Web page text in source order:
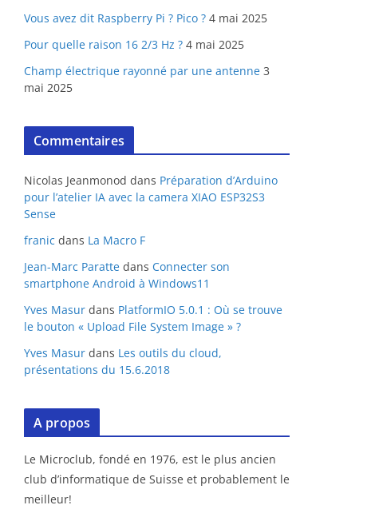
Vous avez dit Raspberry Pi ? Pico ? 4 mai 2025
Pour quelle raison 16 2/3 Hz ? 4 mai 2025
Champ électrique rayonné par une antenne 3
mai 2025
Commentaires
Nicolas Jeanmonod dans Préparation d’Arduino
pour l’atelier IA avec la camera XIAO ESP32S3
Sense
franic dans La Macro F
Jean-Marc Paratte dans Connecter son
smartphone Android à Windows11
Yves Masur dans PlatformIO 5.0.1 : Où se trouve
le bouton « Upload File System Image » ?
Yves Masur dans Les outils du cloud,
présentations du 15.6.2018
A propos
Le Microclub, fondé en 1976, est le plus ancien
club d’informatique de Suisse et probablement le
meilleur!